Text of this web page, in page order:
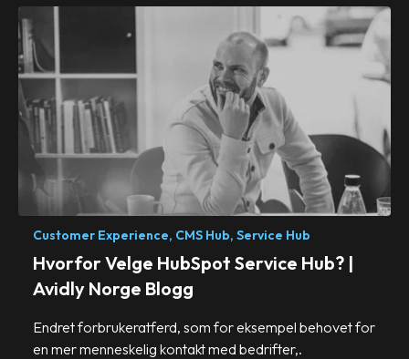
Customer Experience, CMS Hub, Service Hub
Hvorfor Velge HubSpot Service Hub? |
Avidly Norge Blogg
Endret forbrukeratferd, som for eksempel behovet for
en mer menneskelig kontakt med bedrifter,.